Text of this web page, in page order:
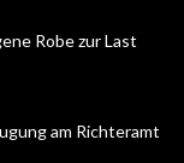
Robe zur Last
am Richteramt